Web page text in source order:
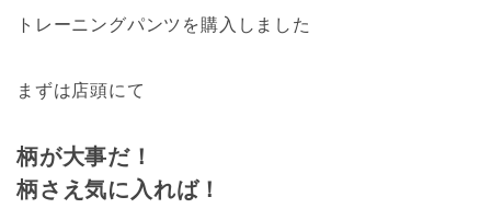
トレーニングパンツを購入しました
まずは店頭にて
柄が大事だ！
柄さえ気に入れば！